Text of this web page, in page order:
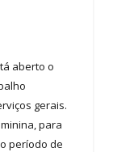
aberto o
gerais.
para
período de